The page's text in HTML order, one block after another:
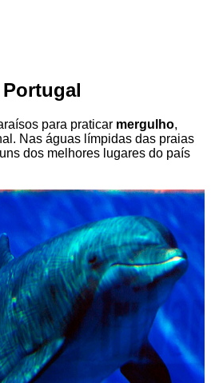
para praticar mergulho,
Nas águas límpidas das praias
dos melhores lugares do país